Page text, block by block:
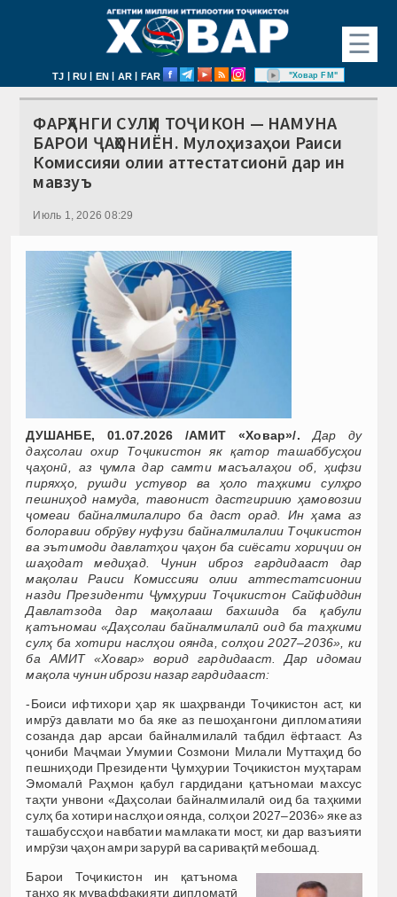
☰
TJ | RU | EN | AR | FAR "Ховар FM"
ФАРҲАНГИ СУЛҲИ ТОҶИКОН — НАМУНА
БАРОИ ҶАҲОНИЁН. Мулоҳизаҳои Раиси
Комиссияи олии аттестатсионӣ дар ин
мавзуъ
Июль 1, 2026 08:29
ДУШАНБЕ, 01.07.2026 /АМИТ «Ховар»/.
Дар ду
даҳсолаи охир Тоҷикистон як қатор ташаббусҳои
ҷаҳонӣ, аз ҷумла дар самти масъалаҳои об, ҳифзи
пиряхҳо, рушди устувор ва ҳоло таҳкими сулҳро
пешниҳод намуда, тавонист дастгириию ҳамовозии
ҷомеаи байналмилалиро ба даст орад. Ин ҳама аз
болоравии обрӯву нуфузи байналмилалии Тоҷикистон
ва эътимоди давлатҳои ҷаҳон ба сиёсати хориҷии он
шаҳодат медиҳад. Чунин иброз гардидааст дар
мақолаи Раиси Комиссияи олии аттестатсионии
назди Президенти Ҷумҳурии Тоҷикистон Сайфиддин
Давлатзода дар мақолааш бахшида ба қабули
қатъномаи «Даҳсолаи байналмилалӣ оид ба таҳкими
сулҳ ба хотири наслҳои оянда, солҳои 2027–2036», ки
ба АМИТ «Ховар» ворид гардидааст. Дар идомаи
мақола чунин ибрози назар гардидааст:
-Боиси ифтихори ҳар як шаҳрванди Тоҷикистон аст, ки
имрӯз давлати мо ба яке аз пешоҳангони дипломатияи
созанда дар арсаи байналмилалӣ табдил ёфтааст. Аз
ҷониби Маҷмаи Умумии Созмони Милали Муттаҳид бо
пешниҳоди Президенти Ҷумҳурии Тоҷикистон муҳтарам
Эмомалӣ Раҳмон қабул гардидани қатъномаи махсус
таҳти унвони «Даҳсолаи байналмилалӣ оид ба таҳкими
сулҳ ба хотири наслҳои оянда, солҳои 2027–2036» яке аз
ташабуссҳои навбатии мамлакати мост, ки дар вазъияти
имрӯзи ҷаҳон амри зарурӣ ва саривақтӣ мебошад.
Барои Тоҷикистон ин қатънома
танҳо як муваффақияти дипломатӣ